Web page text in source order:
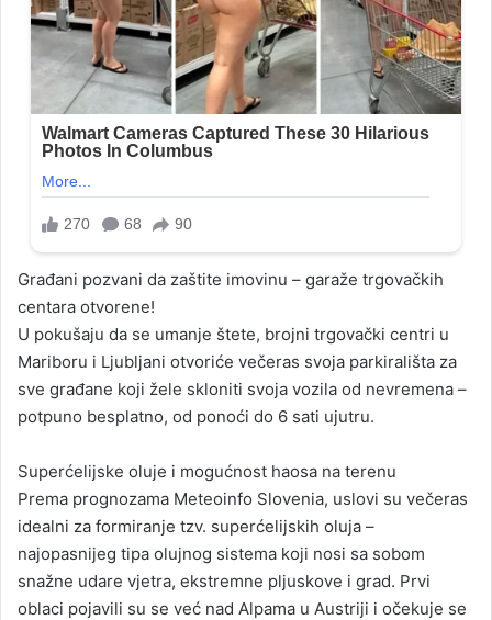
Građani pozvani da zaštite imovinu – garaže trgovačkih
centara otvorene!
U pokušaju da se umanje štete, brojni trgovački centri u
Mariboru i Ljubljani otvoriće večeras svoja parkirališta za
sve građane koji žele skloniti svoja vozila od nevremena –
potpuno besplatno, od ponoći do 6 sati ujutru.
Superćelijske oluje i mogućnost haosa na terenu
Prema prognozama Meteoinfo Slovenia, uslovi su večeras
idealni za formiranje tzv. superćelijskih oluja –
najopasnijeg tipa olujnog sistema koji nosi sa sobom
snažne udare vjetra, ekstremne pljuskove i grad. Prvi
oblaci pojavili su se već nad Alpama u Austriji i očekuje se